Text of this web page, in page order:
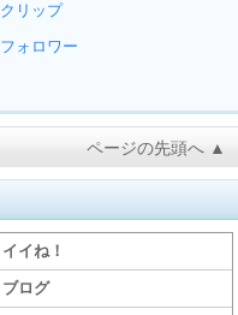
クリップ
フォロワー
ページの先頭へ ▲
イイね！
ブログ